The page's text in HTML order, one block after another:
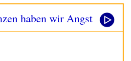
haben wir Angst